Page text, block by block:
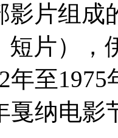
影片组成
短片），
年至
戛纳电影